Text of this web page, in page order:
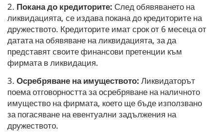
2. Покана до кредиторите: След обявяването на
ликвидацията, се издава покана до кредиторите на
дружеството. Кредиторите имат срок от 6 месеца от
датата на обявяване на ликвидацията, за да
представят своите финансови претенции към
фирмата в ликвидация.
3. Осребряване на имуществото: Ликвидаторът
поема отговорността за осребряване на наличното
имущество на фирмата, което ще бъде използвано
за погасяване на евентуални задължения на
дружеството.